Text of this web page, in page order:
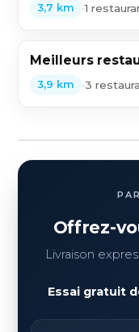
3,7 km •1
Meilleurs
3,9 km •3
Offrez-
Livraison
Essai gratuit